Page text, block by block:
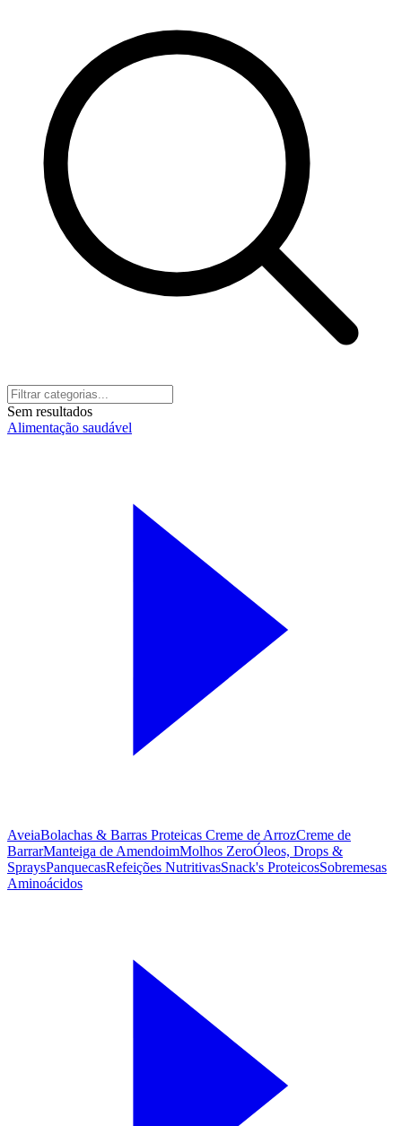
Sem resultados
Alimentação saudável
AveiaBolachas & Barras Proteicas Creme de ArrozCreme de
BarrarManteiga de AmendoimMolhos ZeroÓleos, Drops &
SpraysPanquecasRefeições NutritivasSnack's ProteicosSobremesas
Aminoácidos